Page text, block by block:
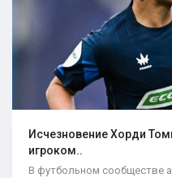
Исчезновение Хорди
игроком..
В футбольном сообществе